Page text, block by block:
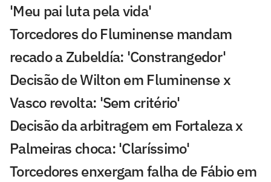
'Meu pai luta pela vida'
Torcedores do Fluminense mandam
recado a Zubeldía: 'Constrangedor'
Decisão de Wilton em Fluminense x
Vasco revolta: 'Sem critério'
Decisão da arbitragem em Fortaleza x
Palmeiras choca: 'Claríssimo'
Torcedores enxergam falha de Fábio em